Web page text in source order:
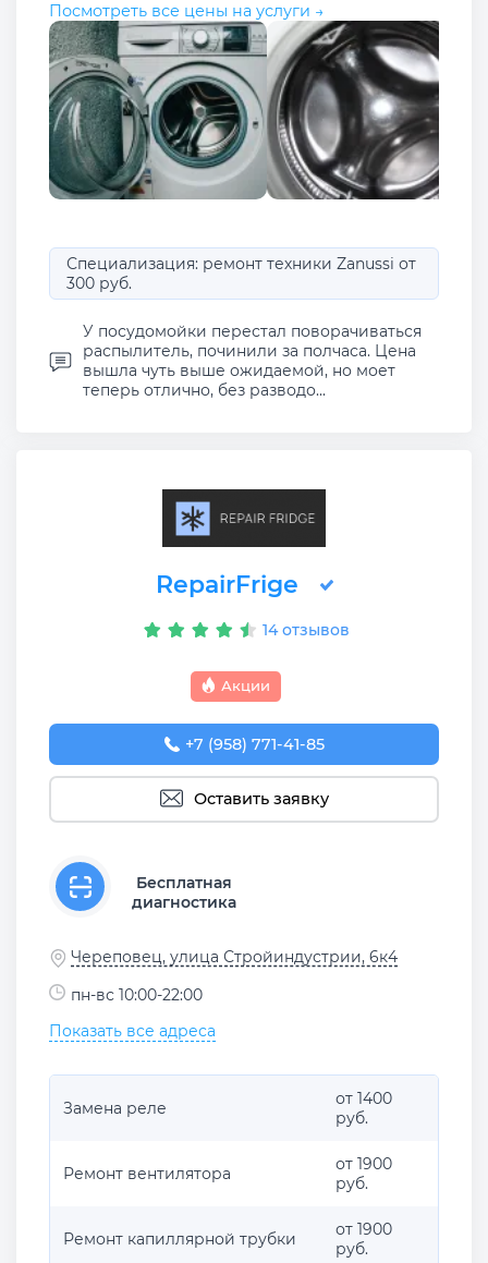
Посмотреть все цены на услуги →
Специализация: ремонт техники Zanussi от
300 руб.
У посудомойки перестал поворачиваться
распылитель, починили за полчаса. Цена
вышла чуть выше ожидаемой, но моет
теперь отлично, без разводо...
RepairFrige
14 отзывов
Акции
+7 (958) 771-41-85
Оставить заявку
Бесплатная
диагностика
Череповец, улица Стройиндустрии, 6к4
пн-вс 10:00-22:00
Показать все адреса
Замена реле
от 1400
руб.
Ремонт вентилятора
от 1900
руб.
Ремонт капиллярной трубки
от 1900
руб.